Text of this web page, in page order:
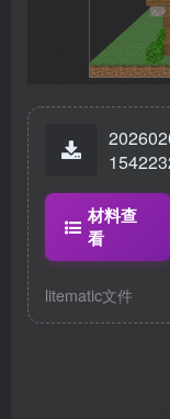
ematic
材料查
看
litematic文件